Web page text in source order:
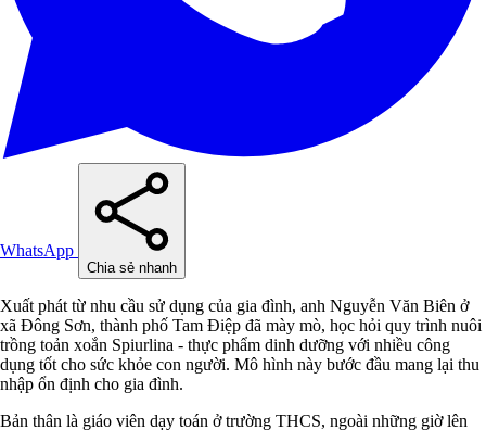
WhatsApp
Chia sẻ nhanh
Xuất phát từ nhu cầu sử dụng của gia đình, anh Nguyễn Văn Biên ở
xã Đông Sơn, thành phố Tam Điệp đã mày mò, học hỏi quy trình nuôi
trồng toản xoắn Spiurlina - thực phẩm dinh dưỡng với nhiều công
dụng tốt cho sức khỏe con người. Mô hình này bước đầu mang lại thu
nhập ổn định cho gia đình.
Bản thân là giáo viên dạy toán ở trường THCS, ngoài những giờ lên